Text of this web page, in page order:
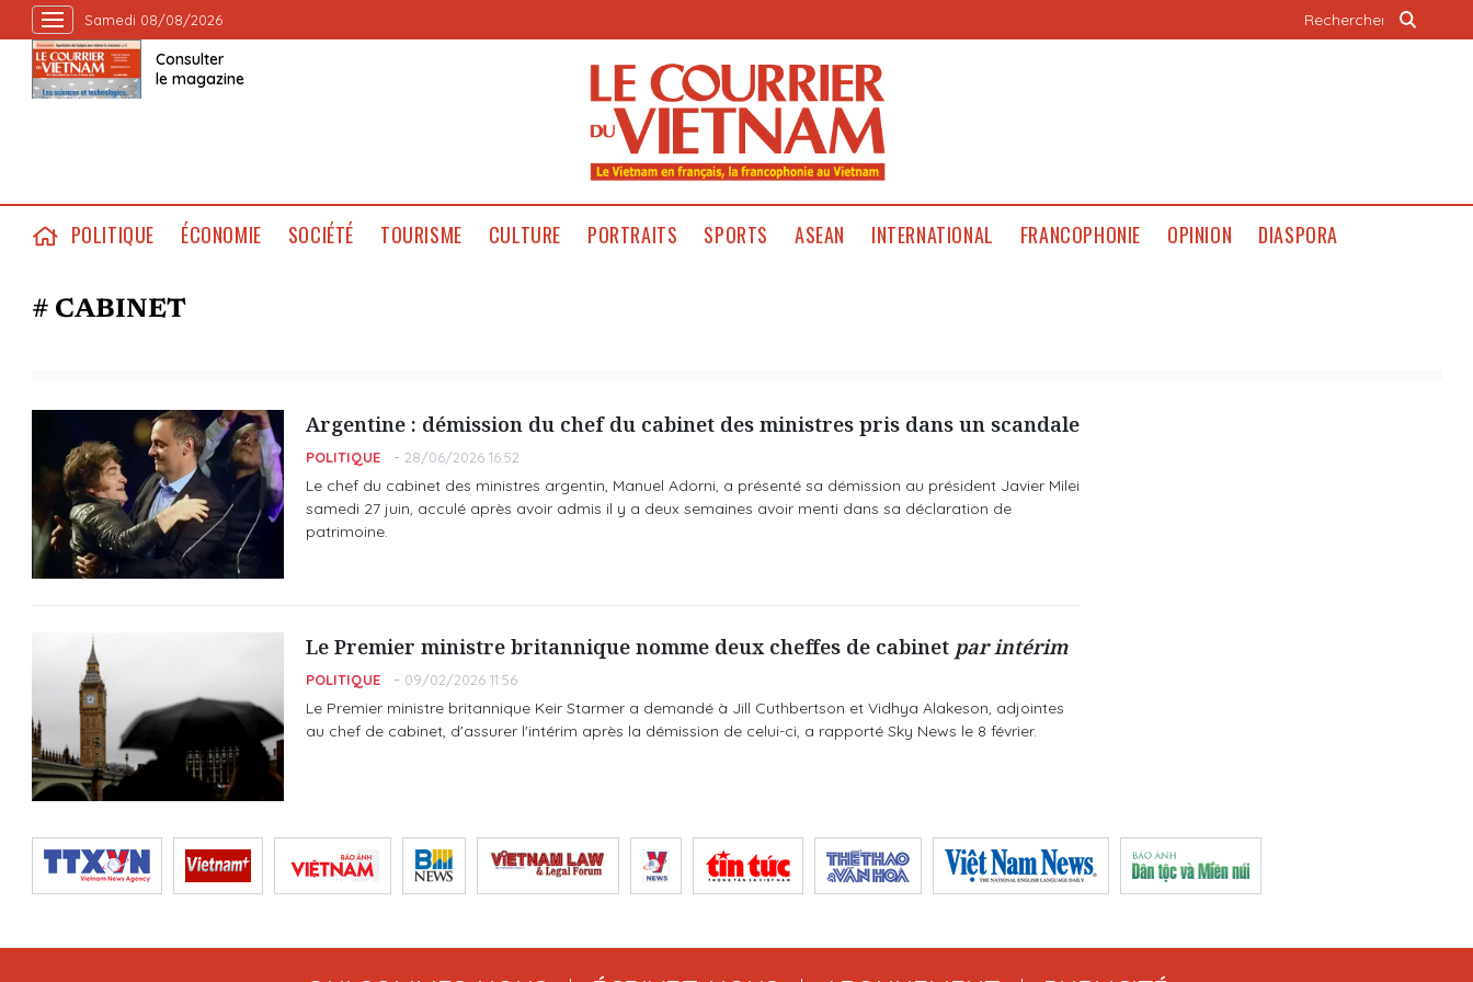
Samedi 08/08/2026
Consulter
le magazine
POLITIQUE ÉCONOMIE SOCIÉTÉ TOURISME CULTURE PORTRAITS SPORTS ASEAN INTERNATIONAL FRANCOPHONIE OPINION DIASPORA
# CABINET
Argentine : démission du chef du cabinet des ministres pris dans un scandale
POLITIQUE 28/06/2026 16:52
Le chef du cabinet des ministres argentin, Manuel Adorni, a présenté sa démission au président Javier Milei
samedi 27 juin, acculé après avoir admis il y a deux semaines avoir menti dans sa déclaration de
patrimoine.
Le Premier ministre britannique nomme deux cheffes de cabinet par intérim
POLITIQUE 09/02/2026 11:56
Le Premier ministre britannique Keir Starmer a demandé à Jill Cuthbertson et Vidhya Alakeson, adjointes
au chef de cabinet, d'assurer l'intérim après la démission de celui-ci, a rapporté Sky News le 8 février.